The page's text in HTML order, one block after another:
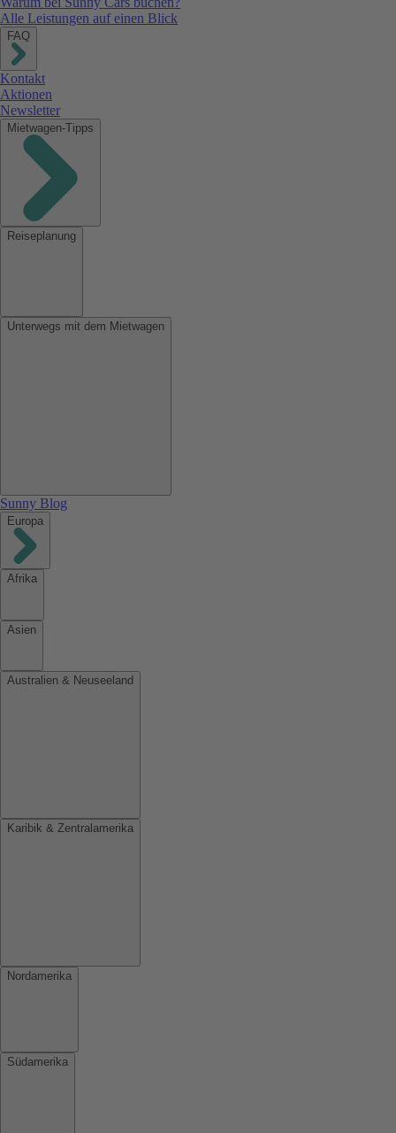
Alle Leistungen auf einen Blick
FAQ
Kontakt
Aktionen
Newsletter
Mietwagen-Tipps
Reiseplanung
Unterwegs mit dem Mietwagen
Sunny Blog
Europa
Afrika
Asien
Australien & Neuseeland
Karibik & Zentralamerika
Nordamerika
Südamerika